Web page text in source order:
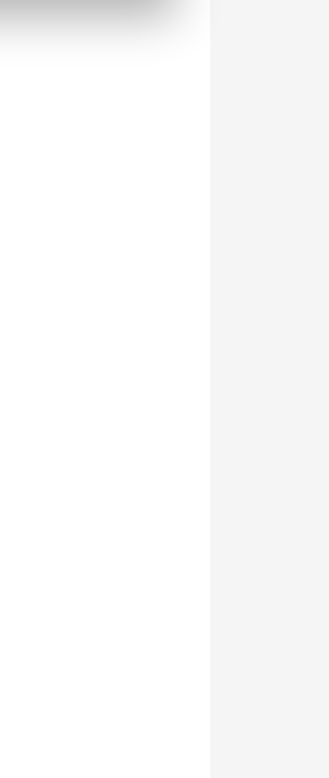
çerezler kullanılmaktadır. Bu
hizmetlerinin sunulması
ve sizlere yönelik
detaylı bilgi için Ayarlar
ve sitemizde ilgili